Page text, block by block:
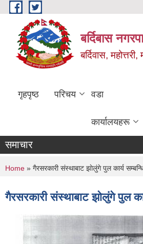
Skip to main content
बर्दिबास
बर्दिवास,
गृहपृष्ठ परिचय वडा
कार्यालयहरू
समाचार
You are here
Home » गैरसरकारी संस्थाबाट झाेलुंगे पुल कार्य
गैरसरकारी संस्थाबाट झाेलुंगे पुल